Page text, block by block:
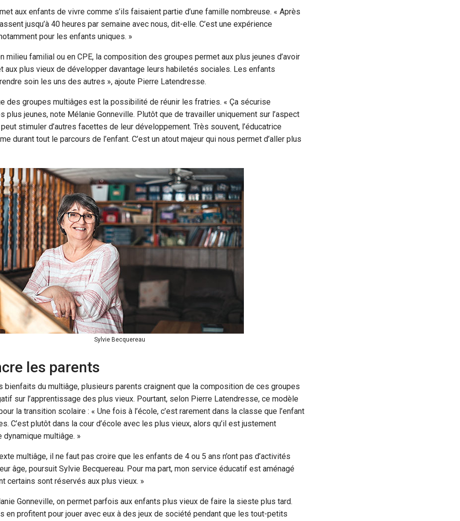
aux enfants de vivre comme s’ils faisaient partie d’une famille nombreuse. « Après
jusqu’à 40 heures par semaine avec nous, dit-elle. C’est une expérience
pour les enfants uniques. »
milieu familial ou en CPE, la composition des groupes permet aux plus jeunes d’avoir
aux plus vieux de développer davantage leurs habiletés sociales. Les enfants
soin les uns des autres », ajoute Pierre Latendresse.
des groupes multiâges est la possibilité de réunir les fratries. « Ça sécurise
plus jeunes, note Mélanie Gonneville. Plutôt que de travailler uniquement sur l’aspect
stimuler d’autres facettes de leur développement. Très souvent, l’éducatrice
durant tout le parcours de l’enfant. C’est un atout majeur qui nous permet d’aller plus
Sylvie Becquereau
les parents
bienfaits du multiâge, plusieurs parents craignent que la composition de ces groupes
sur l’apprentissage des plus vieux. Pourtant, selon Pierre Latendresse, ce modèle
la transition scolaire : « Une fois à l’école, c’est rarement dans la classe que l’enfant
C’est plutôt dans la cour d’école avec les plus vieux, alors qu’il est justement
dynamique multiâge. »
multiâge, il ne faut pas croire que les enfants de 4 ou 5 ans n’ont pas d’activités
âge, poursuit Sylvie Becquereau. Pour ma part, mon service éducatif est aménagé
certains sont réservés aux plus vieux. »
Gonneville, on permet parfois aux enfants plus vieux de faire la sieste plus tard.
en profitent pour jouer avec eux à des jeux de société pendant que les tout-petits